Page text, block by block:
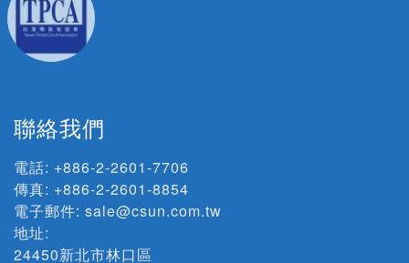
聯絡我們
電話: +886-2-2601-7706
傳真: +886-2-2601-8854
電子郵件: sale@csun.com.tw
地址:
24450新北市林口區